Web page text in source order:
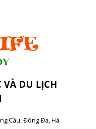
VÀ DU LỊCH
Cầu, Đống Đa, Hà